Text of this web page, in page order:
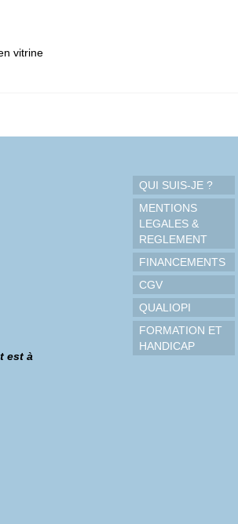
vitrine
est à
QUI SUIS-JE ?
MENTIONS
LEGALES &
REGLEMENT
FINANCEMENTS
CGV
QUALIOPI
FORMATION ET
HANDICAP